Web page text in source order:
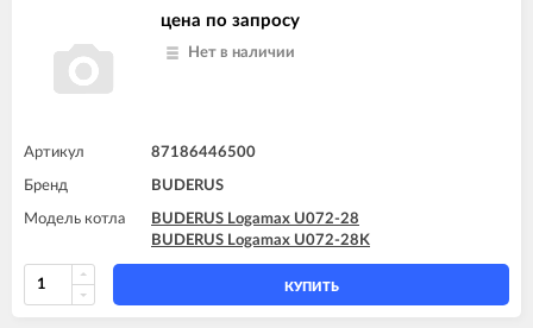
цена по запросу
Нет в наличии
Артикул 87186446500
Бренд BUDERUS
Модель котла
BUDERUS Logamax U072-28
BUDERUS Logamax U072-28K
КУПИТЬ